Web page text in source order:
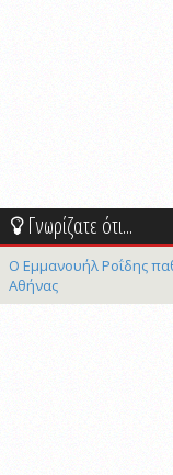
Γνωρίζατε ότι...
Ο Εμμανουήλ Ροΐδης
Αθήνας